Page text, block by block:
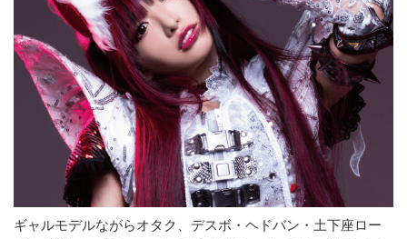
ギャルモデルながらオタク、デスボ・ヘドバン・土下座ロー